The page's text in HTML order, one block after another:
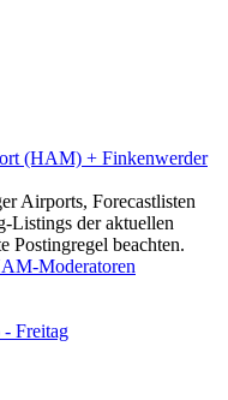
(HAM) + Finkenwerder
Airports, Forecastlisten
Listings der aktuellen
Postingregel beachten.
Moderatoren
Freitag